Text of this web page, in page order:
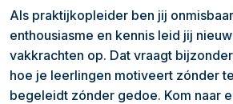
Als praktijkopleider ben jij
enthousiasme en kennis leid jij
vakkrachten op. Dat vraagt
hoe je leerlingen motiveert zónder
begeleidt zónder gedoe. Kom naar